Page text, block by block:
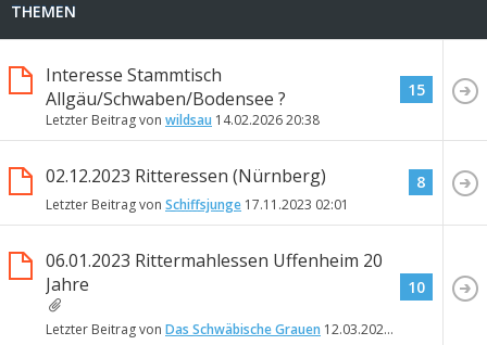
THEMEN
Interesse Stammtisch
Allgäu/Schwaben/Bodensee ?
Letzter Beitrag von wildsau 14.02.202620:38
15
02.12.2023 Ritteressen (Nürnberg)
Letzter Beitrag von Schiffsjunge 17.11.2023 02:01
8
06.01.2023 Rittermahlessen Uffenheim 20
Jahre
Letzter Beitrag von Das Schwäbische Grauen 12.03.2023
10